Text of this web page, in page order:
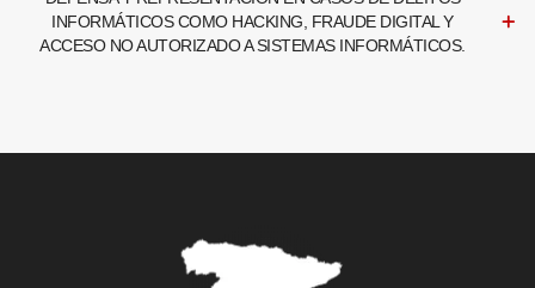
INFORMÁTICOS COMO HACKING, FRAUDE DIGITAL Y
ACCESO NO AUTORIZADO A SISTEMAS INFORMÁTICOS.